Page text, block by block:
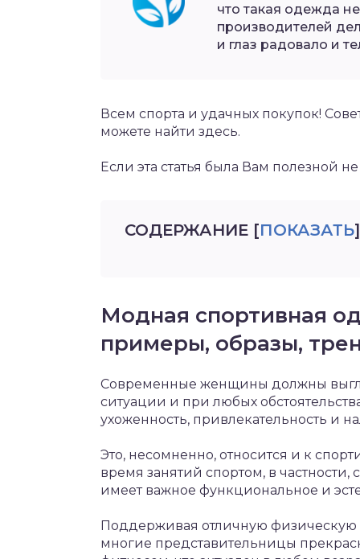
что такая одежда
производителей
и глаз радовало и
Всем спорта и удачных покупок!
можете найти здесь.
Если эта статья была Вам полезной
СОДЕРЖАНИЕ [ПОКАЗАТЬ]
Модная спортивная
примеры, образы,
Современные женщины должны
ситуации и при любых
ухоженность, привлекательность и
Это, несомненно, относится и к
время занятий спортом, в
имеет важное функциональное и
Поддерживая отличную физическую
многие представительницы